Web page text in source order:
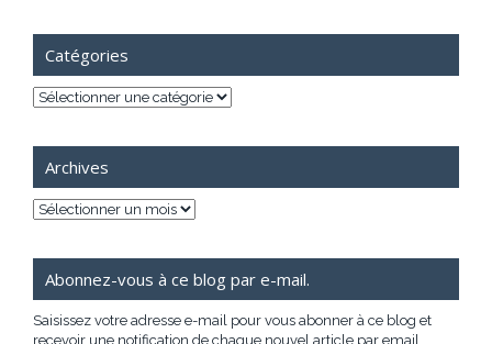
Catégories
Catégories
Archives
Archives
Abonnez-vous à ce blog par e-mail.
Saisissez votre adresse e-mail pour vous abonner à ce blog et
recevoir une notification de chaque nouvel article par email.